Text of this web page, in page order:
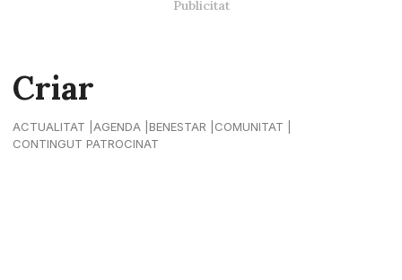
Criar
ACTUALITAT AGENDA BENESTAR
COMUNITAT
CONTINGUT PATROCINAT